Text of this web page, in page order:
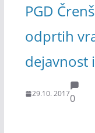
PGD
odprtih
dejavnost
29.10. 20170